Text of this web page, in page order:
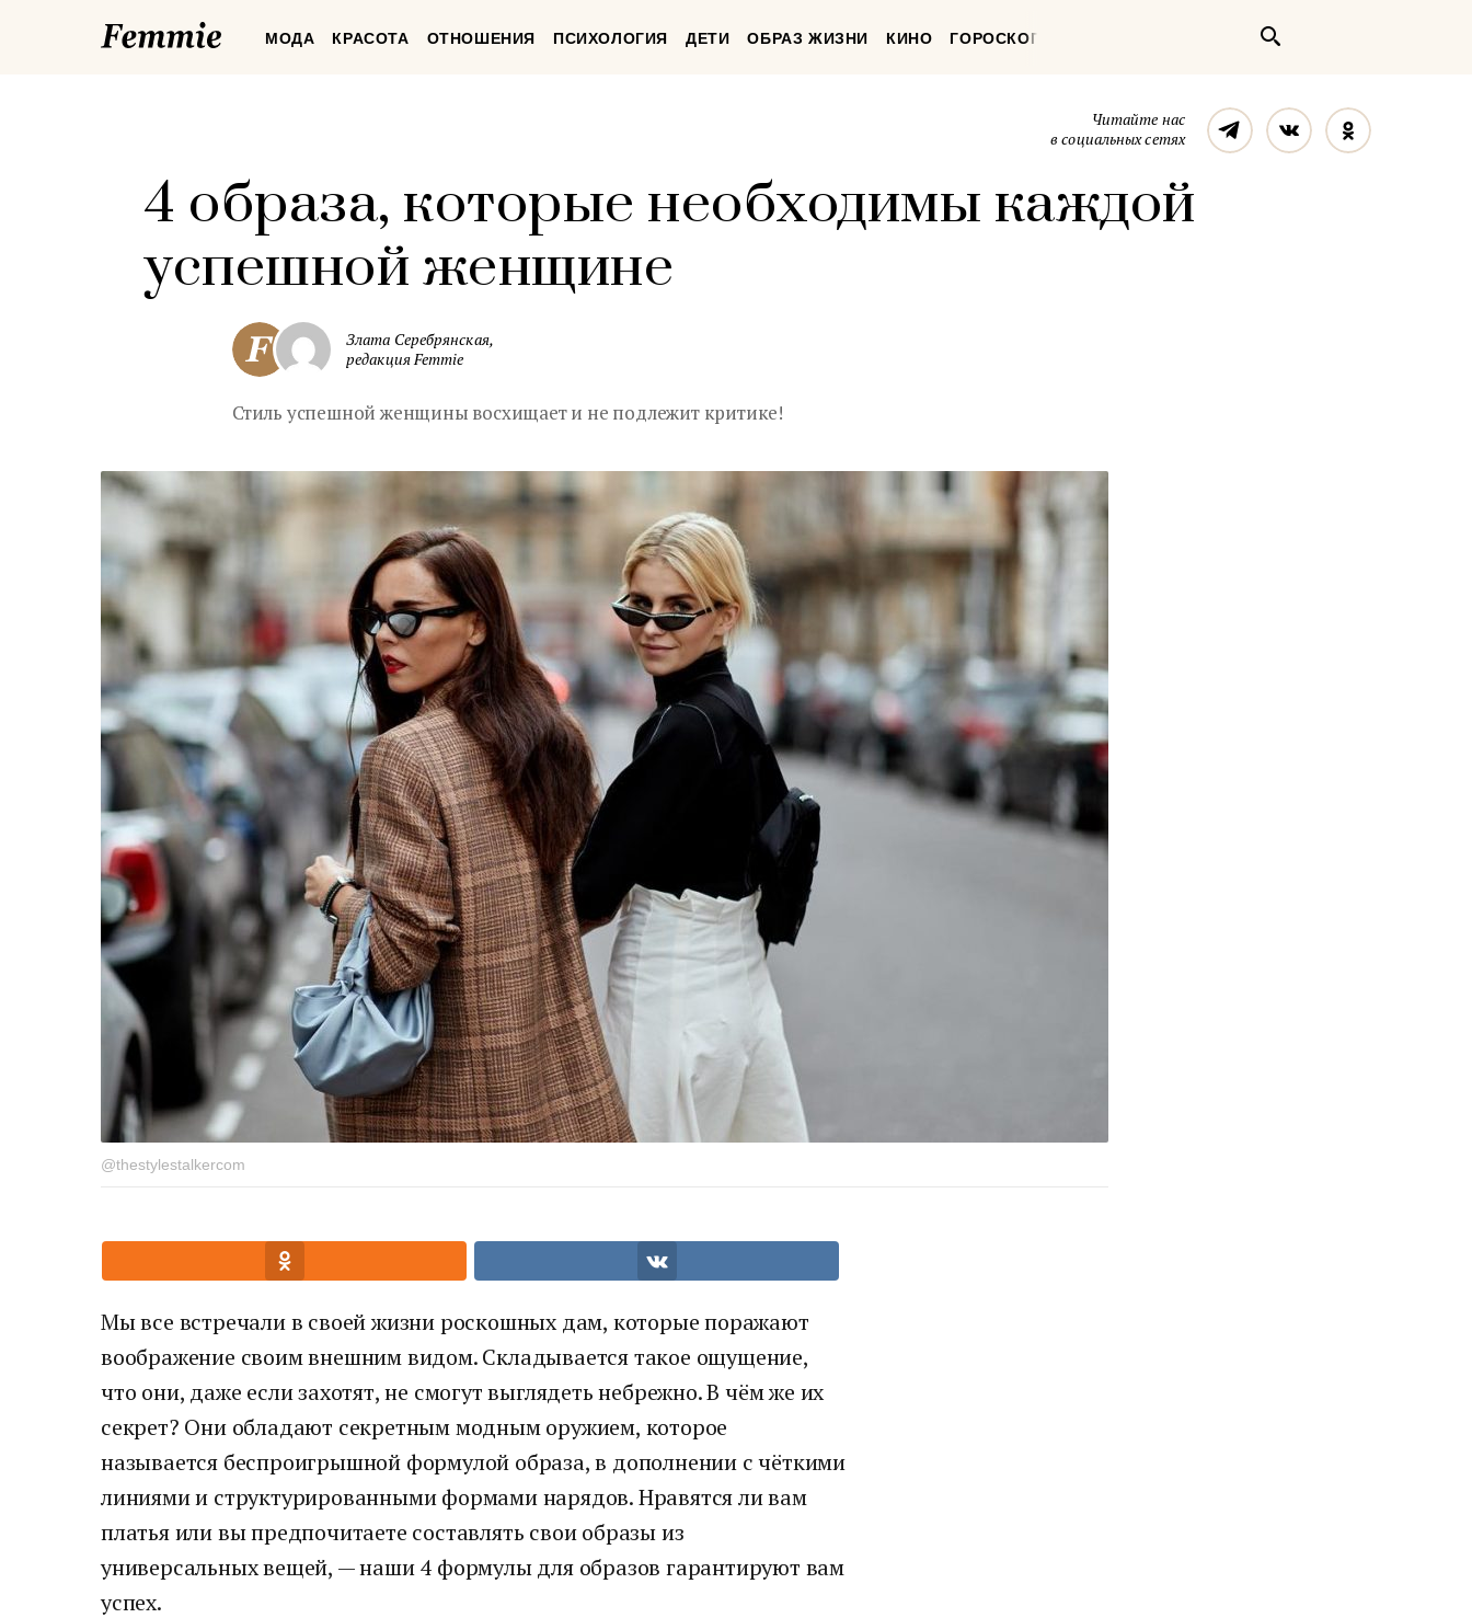
FemmieМОДА КРАСОТА ОТНОШЕНИЯ ПСИХОЛОГИЯ ДЕТИ ОБРАЗ ЖИЗНИ КИНО ГОРОСКОП
Читайте нас
в социальных сетях
ТелеграмВконтакте
4 образа, которые необходимы каждой
успешной женщине
Злата Серебрянская,
редакция Femmie
Стиль успешной женщины восхищает и не подлежит критике!
@thestylestalkercom
Мы все встречали в своей жизни роскошных дам, которые поражают
воображение своим внешним видом. Складывается такое ощущение,
что они, даже если захотят, не смогут выглядеть небрежно. В чём же их
секрет? Они обладают секретным модным оружием, которое
называется беспроигрышной формулой образа, в дополнении с чёткими
линиями и структурированными формами нарядов. Нравятся ли вам
платья или вы предпочитаете составлять свои образы из
универсальных вещей, — наши 4 формулы для образов гарантируют вам
успех.